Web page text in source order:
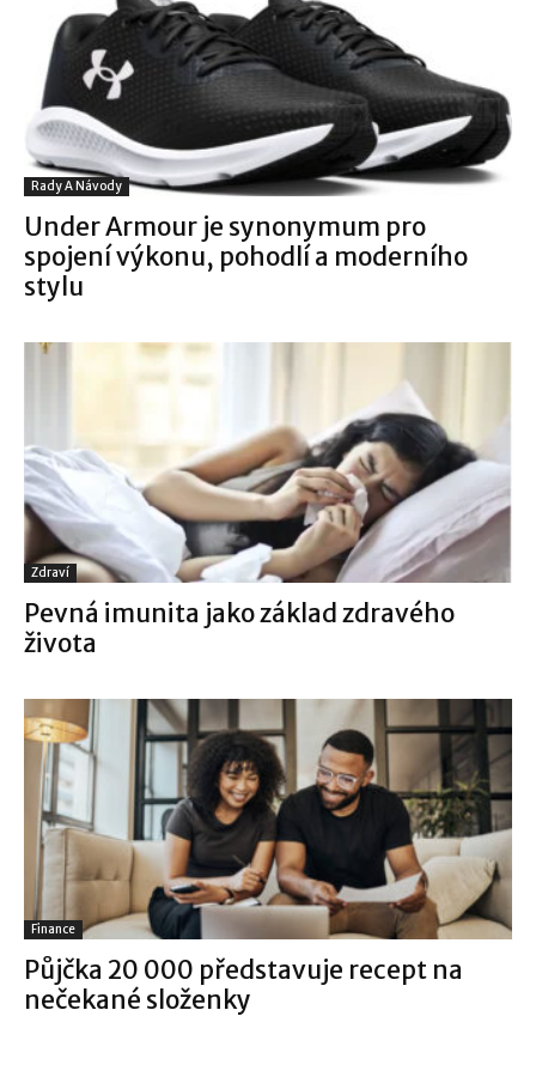
Rady A Návody
Under Armour je synonymum pro
spojení výkonu, pohodlí a moderního
stylu
Zdraví
Pevná imunita jako základ zdravého
života
Finance
Půjčka 20 000 představuje recept na
nečekané složenky